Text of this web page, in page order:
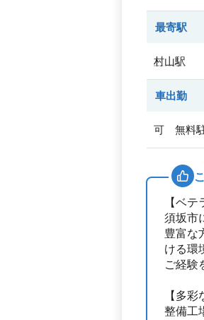
最寄駅
村山駅
車出勤
可 無料
【ベテ
須坂市
豊富な
ける環
ご経験
【多彩
整備工